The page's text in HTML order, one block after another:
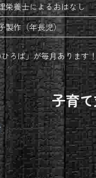
栄養士によるおはなし
製作（年長児）
ろば」が毎月あります
子育